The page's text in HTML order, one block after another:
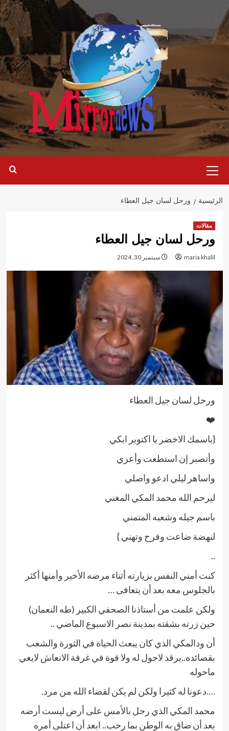
تخطي
إلى
المحتوى
الرئيسية
الرئيسية ورحل لسان جيل العطاء
مقالات
ورحل لسان جيل العطاء
maria khalil سبتمبر 30, 2024
ورحل لسان جيل العطاء
❤️
{باسمك الاخضر يا اكتوبر ابكي
وأتصبر إن استطعت وأعزي
واساهر ليلي ادعو واصلي
ليرحم الله محمد المكي المغني
باسم جيله وشعبه المتمني
لنهضة ضاعت وفرح وتهني }
..
كنت أمني النفس بزيارته أثناء مرضه الأخير وأمنها أكثر
بالجلوس معه بعد أن يتعافى …
ولكن علمت من أستاذنا الصحفي الكبير (طه النعمان)
حين زرته بشقته بمدينة نصر الاسبوع الماضي ..
أن ودالمكي الذي كان يبعث الحياة في الثورة والشعب
بقصائده..يرقد لاحول له ولا قوة في غرفة الانعاش لايعي
ماحوله
….دعونا له كثيرا ولكن لم يكن لقضاء الله من مرد.
محمد المكي الذي رحل بالأمس على أرض ليست أرضه
بعد أن ضاق به الوطن بما رحب.. ابعد أن اعتلى أمره